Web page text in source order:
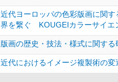
近代ヨーロッパの色彩版画に関
界を繋ぐ KOUGEIカラーサイエ
版画の歴史・技法・様式に関する
近代におけるイメージ複製術の